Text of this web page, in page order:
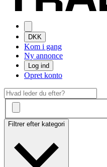
DKK
Kom i gang
Ny annonce
Log ind
Opret konto
Filtrer efter kategori